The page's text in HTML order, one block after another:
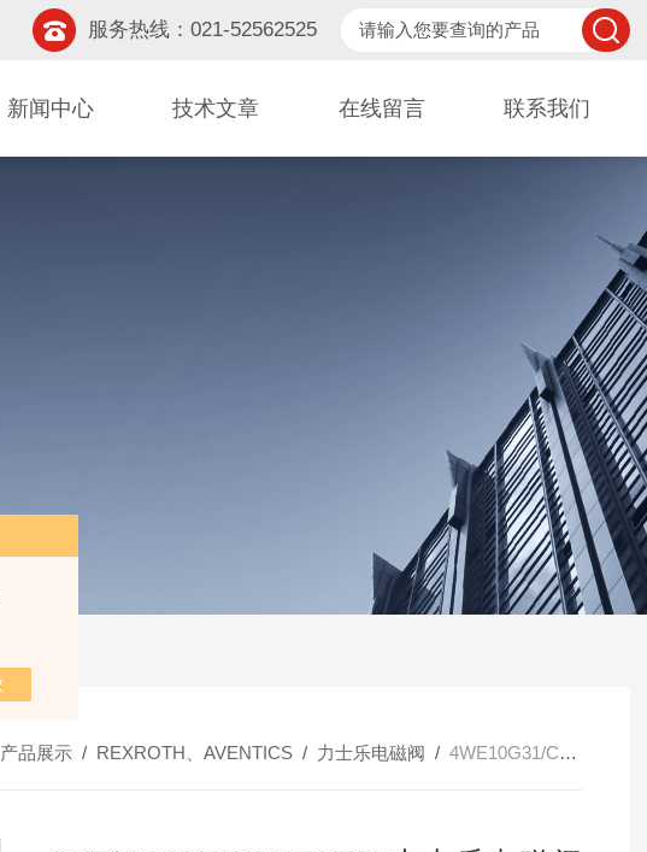
服务热线：021-52562525
新闻中心 技术文章 在线留言 联系我们
产品展示/ REXROTH、AVENTICS/ 力士乐电磁阀 / 4WE10G31/CW220RNZ5L力士乐电磁阀全新品质